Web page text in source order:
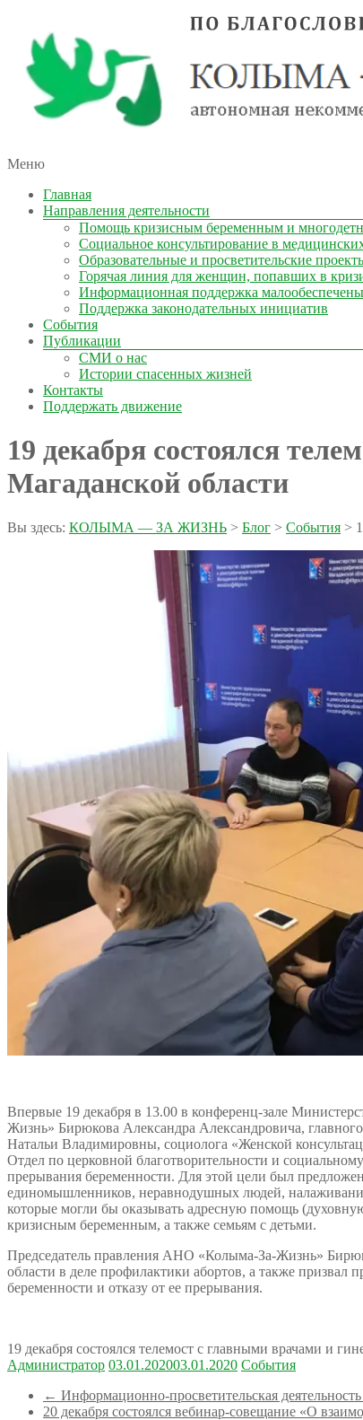
КОЛЫМА — ЗА ЖИЗНЬ
автономная некоммерческая организация
Меню
Главная
Направления деятельности
Помощь кризисным беременным и
Социальное консультирование в
Образовательные и просветительские
Горячая линия для женщин, попавших в
Информационная поддержка
Поддержка законодательных инициатив
События
Публикации
СМИ о нас
Истории спасенных жизней
Контакты
Поддержать движение
19 декабря состоялся
Магаданской области
Вы здесь: КОЛЫМА — ЗА ЖИЗНЬ > Блог > События >
Впервые 19 декабря в 13.00 в конференц-зале
Жизнь» Бирюкова Александра Александровича,
Натальи Владимировны, социолога «Женской
Отдел по церковной благотворительности и
прерывания беременности. Для этой цели был
единомышленников, неравнодушных людей,
которые могли бы оказывать адресную помощь
кризисным беременным, а также семьям с детьми.
Председатель правления АНО «Колыма-За-Жизнь»
области в деле профилактики абортов, а также призвал
беременности и отказу от ее прерывания.
19 декабря состоялся телемост с главными врачами и
Администратор 03.01.202003.01.2020 События
← Информационно-просветительская
20 декабря состоялся вебинар-совещание «О